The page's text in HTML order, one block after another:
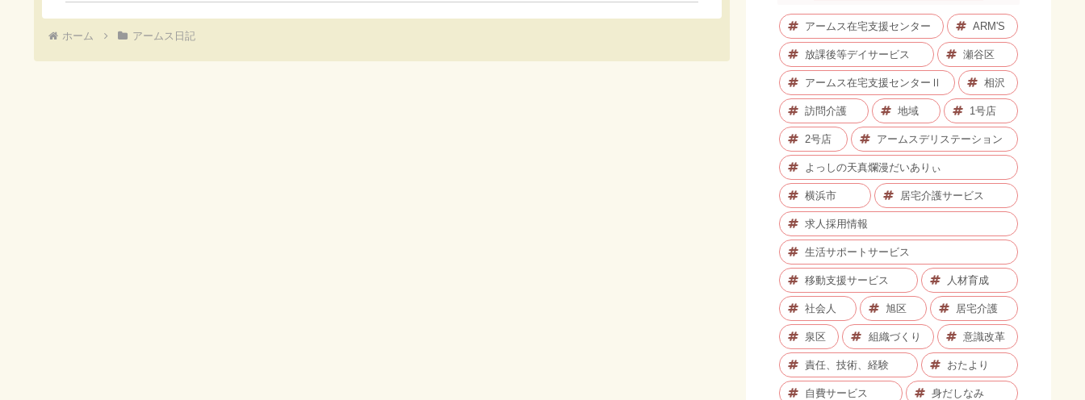
ホーム アームス日記
アームス在宅支援センター ARM'S
放課後等デイサービス 瀬谷区
アームス在宅支援センターⅡ 相沢
訪問介護 地域 1号店
2号店 アームスデリステーション
よっしの天真爛漫だいありぃ
横浜市 居宅介護サービス
求人採用情報
生活サポートサービス
移動支援サービス 人材育成
社会人 旭区 居宅介護
泉区 組織づくり 意識改革
責任、技術、経験 おたより
自費サービス 身だしなみ